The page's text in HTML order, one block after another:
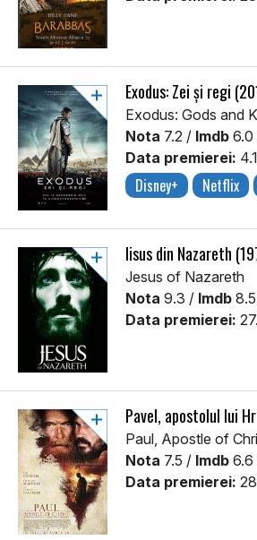
Exodus: Zei și regi
Exodus: Gods and
Nota 7.2 / Imdb 6.0
Data premierei:
Disney+ Netflix
Iisus din Nazareth
Jesus of Nazareth
Nota 9.3 / Imdb 8.5
Data premierei:
Pavel, apostolul lui
Paul, Apostle of
Nota 7.5 / Imdb 6.6
Data premierei: